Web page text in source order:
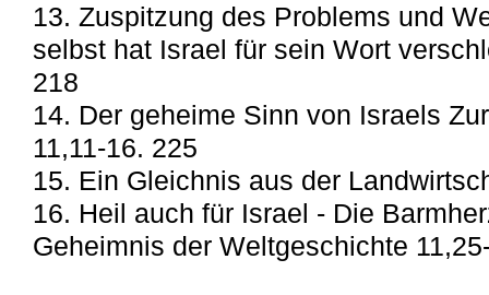
13. Zuspitzung des Problems und
selbst hat Israel für sein Wort
218
14. Der geheime Sinn von Israels
11,11-16. 225
15. Ein Gleichnis aus der
16. Heil auch für Israel - Die
Geheimnis der Weltgeschichte